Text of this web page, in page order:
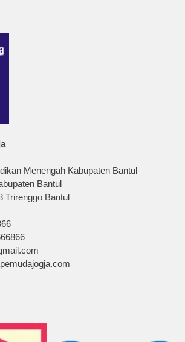
Menengah Kabupaten Bantul
Bantul
Trirenggo Bantul